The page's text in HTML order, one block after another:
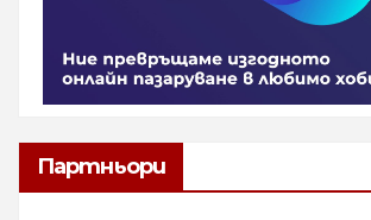
Партньори